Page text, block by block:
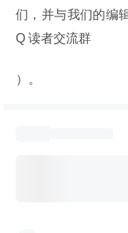
们，并与我们的编
Q 读者交流群
）。